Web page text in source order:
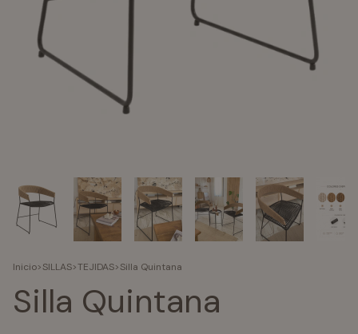
Inicio>SILLAS>TEJIDAS>Silla Quintana
Silla Quintana